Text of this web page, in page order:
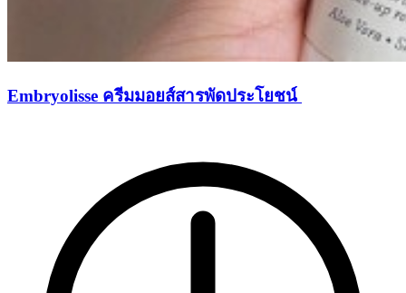
Embryolisse ครีมมอยส์สารพัดประโยชน์